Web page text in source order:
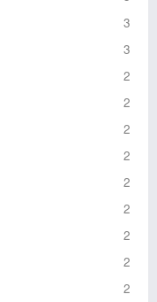
3
3
2
2
2
2
2
2
2
2
2